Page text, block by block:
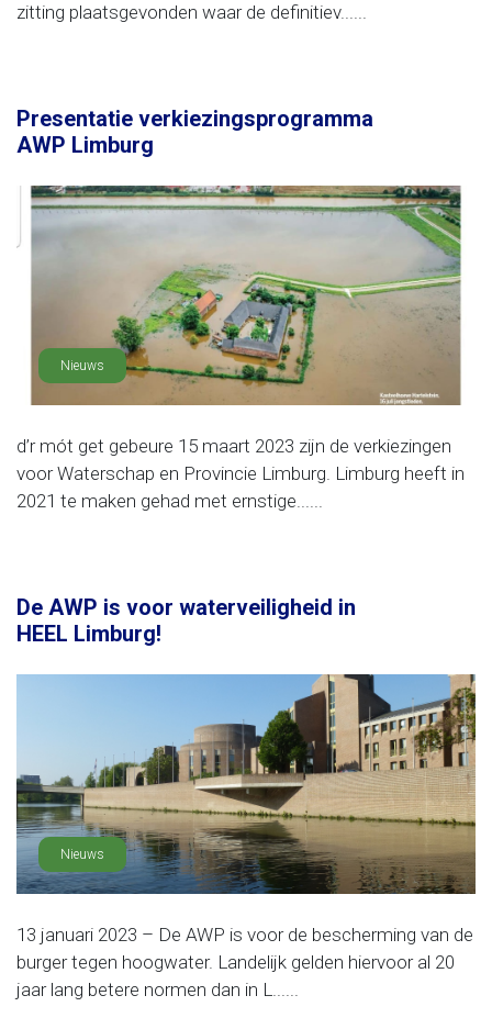
zitting plaatsgevonden waar de definitiev......
Presentatie verkiezingsprogramma
AWP Limburg
Nieuws
d’r mót get gebeure 15 maart 2023 zijn de verkiezingen
voor Waterschap en Provincie Limburg. Limburg heeft in
2021 te maken gehad met ernstige......
De AWP is voor waterveiligheid in
HEEL Limburg!
Nieuws
13 januari 2023 – De AWP is voor de bescherming van de
burger tegen hoogwater. Landelijk gelden hiervoor al 20
jaar lang betere normen dan in L......